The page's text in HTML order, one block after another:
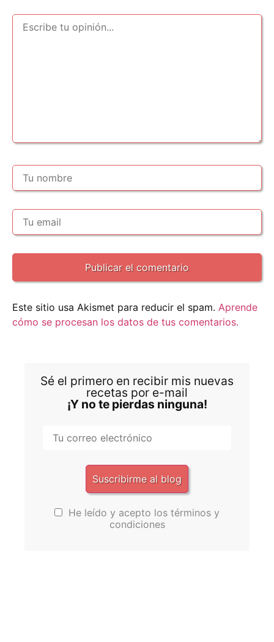
Este sitio usa Akismet para reducir el spam. Aprende
cómo se procesan los datos de tus comentarios.
Sé el primero en recibir mis nuevas
recetas por e-mail
¡Y no te pierdas ninguna!
He leído y acepto los términos y
condiciones